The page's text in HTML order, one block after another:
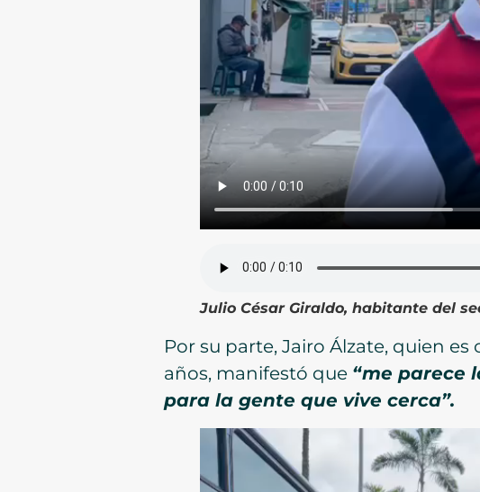
Julio César Giraldo, habitante del
Por su parte, Jairo Álzate, quien
años, manifestó que “me parece
para la gente que vive cerca”.